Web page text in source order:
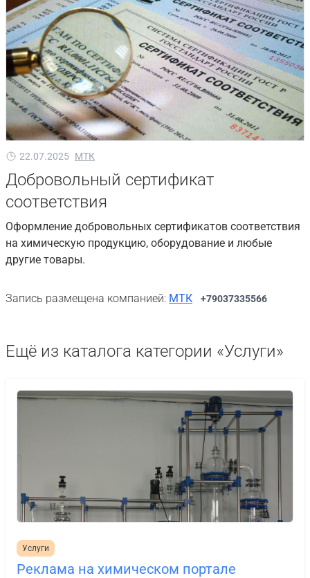
22.07.2025 МТК
Добровольный сертификат
соответствия
Оформление добровольных сертификатов соответствия
на химическую продукцию, оборудование и любые
другие товары.
Запись размещена компанией: МТК +79037335566
Ещё из каталога категории «Услуги»
Услуги
Реклама на химическом портале